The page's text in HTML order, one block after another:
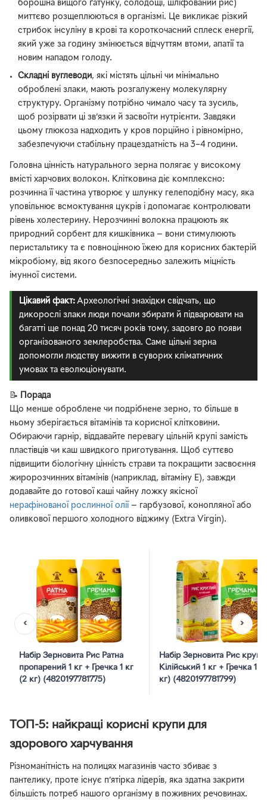
борошна вищого ґатунку, солодощі, шліфований рис)
миттєво розщеплюються в організмі. Це викликає різкий
стрибок інсуліну в крові та короткочасний сплеск енергії,
який уже за годину змінюється відчуттям втоми, апатії та
новим нападом голоду.
Складні вуглеводи , які містять цільні чи мінімально
оброблені злаки, мають розгалужену молекулярну
структуру. Організму потрібно чимало часу та зусиль,
щоб розірвати ці зв’язки й засвоїти нутрієнти. Завдяки
цьому глюкоза надходить у кров порційно і рівномірно,
забезпечуючи стабільну працездатність на 3–4 години.
Головна цінність натурального зерна полягає у високому
вмісті харчових волокон. Клітковина діє комплексно:
розчинна її частина утворює у шлунку гелеподібну масу, яка
уповільнює всмоктування цукрів і допомагає контролювати
рівень холестерину. Нерозчинні волокна працюють як
природний сорбент для кишківника — вони стимулюють
перистальтику та є повноцінною їжею для корисних бактерій
мікробіому, від якого безпосередньо залежить міцність
імунної системи.
Цікавий факт:Археологічні знахідки свідчать, що
дикорослі злаки люди почали збирати й підварювати на
багатті ще понад 20 тисяч років тому, задовго до появи
організованого землеробства. Саме цільні зерна
допомогли людству вижити в суворих кліматичних
умовах та еволюціонувати.
📝
Порада
Що менше оброблене чи подрібнене зерно, то більше в
ньому зберігається вітамінів та корисної клітковини.
Обираючи гарнір, віддавайте перевагу цільній крупі замість
пластівців чи каш швидкого приготування. Щоб суттєво
підвищити біологічну цінність страви та покращити засвоєння
жиророзчинних вітамінів (наприклад, вітаміну E), завжди
додавайте до готової каші чайну ложку якісної
нерафінованої рослинної олії — гарбузової, конопляної або
оливкової першого холодного віджиму (Extra Virgin).
‹
Набір Зерновита Рис Ратна
пропарений 1 кг + Гречка 1 кг
(2 кг) (4820197781775)
Набір Зерновита Рис
Кілійський 1 кг + Гречка 1
кг) (4820197781799)
›
ТОП-5: найкращі корисні крупи для
здорового харчування
Різноманітність на полицях магазинів часто збиває з
пантелику, проте існує п’ятірка лідерів, яка здатна закрити
більшість потреб нашого організму в поживних речовинах.